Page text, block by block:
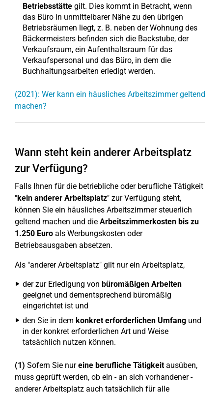
Betriebsstätte gilt. Dies kommt in Betracht, wenn
das Büro in unmittelbarer Nähe zu den übrigen
Betriebsräumen liegt, z. B. neben der Wohnung des
Bäckermeisters befinden sich die Backstube, der
Verkaufsraum, ein Aufenthaltsraum für das
Verkaufspersonal und das Büro, in dem die
Buchhaltungsarbeiten erledigt werden.
(2021): Wer kann ein häusliches Arbeitszimmer geltend
machen?
Wann steht kein anderer Arbeitsplatz
zur Verfügung?
Falls Ihnen für die betriebliche oder berufliche Tätigkeit
"kein anderer Arbeitsplatz" zur Verfügung steht,
können Sie ein häusliches Arbeitszimmer steuerlich
geltend machen und die Arbeitszimmerkosten bis zu
1.250 Euro als Werbungskosten oder
Betriebsausgaben absetzen.
Als "anderer Arbeitsplatz" gilt nur ein Arbeitsplatz,
der zur Erledigung von büromäßigen Arbeiten
geeignet und dementsprechend büromäßig
eingerichtet ist und
den Sie in dem konkret erforderlichen Umfang und
in der konkret erforderlichen Art und Weise
tatsächlich nutzen können.
(1) Sofern Sie nureine berufliche Tätigkeitausüben,
muss geprüft werden, ob ein - an sich vorhandener -
anderer Arbeitsplatz auch tatsächlich für alle